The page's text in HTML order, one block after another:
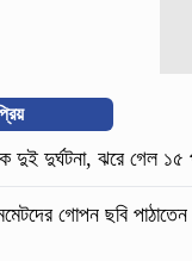
দুই দুর্ঘটনা, ঝরে গেল ১৫
গোপন ছবি পাঠাতেন